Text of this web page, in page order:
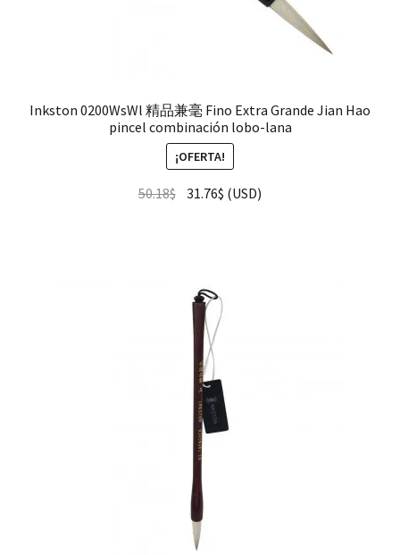
Inkston 0200WsWl 精品兼毫 Fino Extra Grande Jian Hao
pincel combinación lobo-lana
¡OFERTA!
50.18$ 31.76$ (USD)